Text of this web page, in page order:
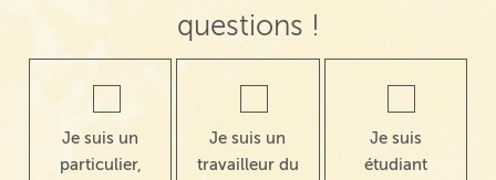
questions !
Je suis un
particulier,
Je suis un
travailleur du
Je suis
étudiant